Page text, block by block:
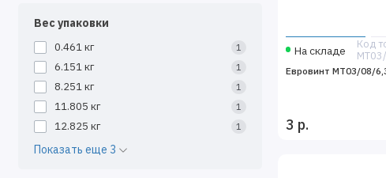
Вес упаковки
0.461 кг 1
6.151 кг 1
8.251 кг 1
11.805 кг 1
12.825 кг 1
Показать еще 3
На складе
Код
Евровинт MT03/08/
3 р.